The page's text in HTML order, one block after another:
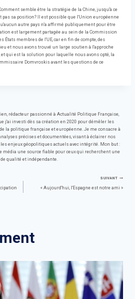
semble être la stratégie de la Chine, jusqu'à ce
sa position? Il est possible que l'Union européenne
autre pays n'a affirmé publiquement pour être
est largement partagée au sein de la Commission
États membres de l'UE, car en fin de compte, des
et nous avons trouvé un large soutien à l'approche
qui est la solution pour laquelle nous avons opté, la
Domvroskis avant les questions de ce
rédacteur passionné à Actualité Politique Française,
j'ai investi dès sa création en 2020 pour démêler les
la politique française et européenne. Je me consacre à
précises et documentées, visant à éclairer nos
enjeux géopolitiques actuels avec intégrité. Mon but :
média une source fiable pour ceux qui recherchent une
qualité et indépendante.
SUIVANT
« Aujourd'hui, l'Espagne est notre ami »